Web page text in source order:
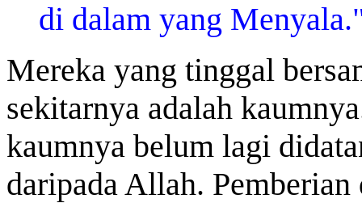
di dalam yang
Mereka yang tinggal
sekitarnya adalah
kaumnya belum lagi
daripada Allah.